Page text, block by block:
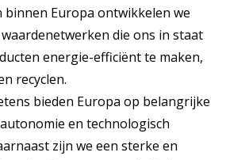
binnen Europa ontwikkelen we
die ons in staat
energie-efficiënt te maken,
recyclen.
bieden Europa op belangrijke
en technologisch
zijn we een sterke en